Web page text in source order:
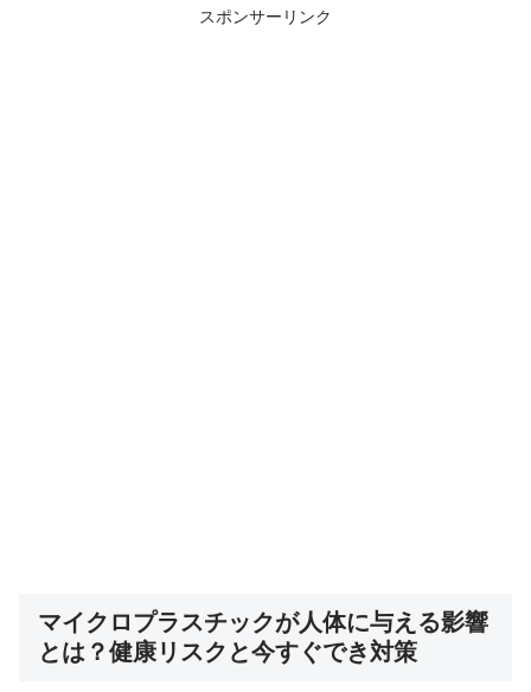
スポンサーリンク
マイクロプラスチックが人体に与える影響
とは？健康リスクと今すぐでき対策